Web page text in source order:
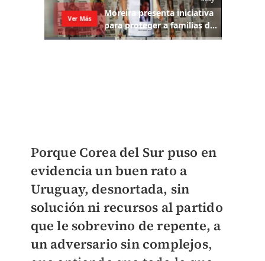
Porque Corea del Sur puso en
evidencia un buen rato a
Uruguay, desnortada, sin
solución ni recursos al partido
que le sobrevino de repente, a
un adversario sin complejos,